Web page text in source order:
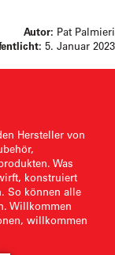
Autor: Pat Palmieri
5. Januar 2023
Hersteller von
Was
konstruiert
So können alle
Willkommen
willkommen